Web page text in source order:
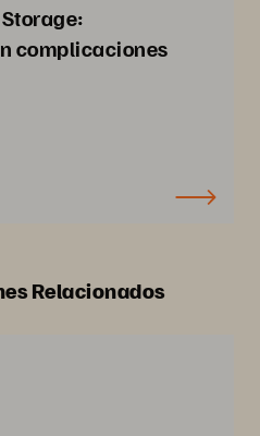
complicaciones
Relacionados